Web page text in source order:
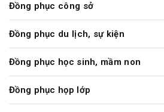
Đồng phục công sở
Đồng phục du lịch, sự kiện
Đồng phục học sinh, mầm non
Đồng phục họp lớp